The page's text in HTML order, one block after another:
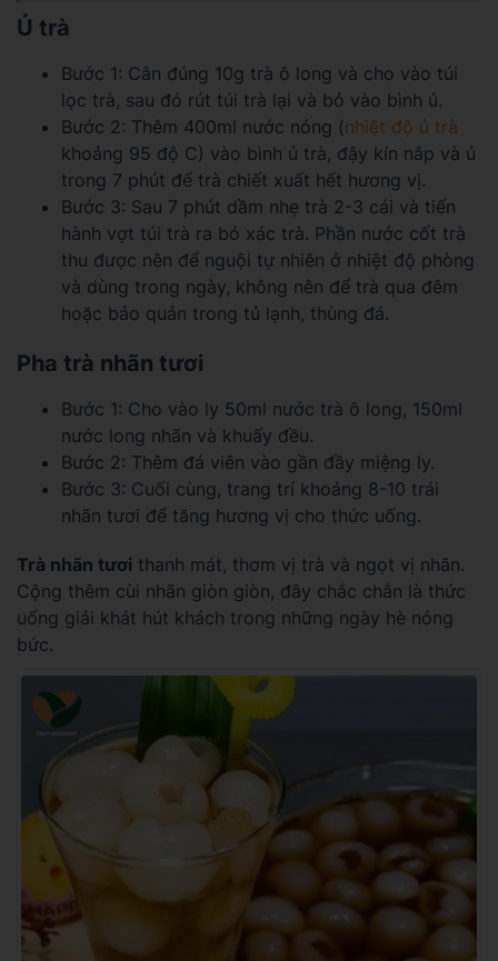
Ủ trà
Bước 1: Cân đúng 10g trà ô long và cho vào túi
lọc trà, sau đó rút túi trà lại và bỏ vào bình ủ.
Bước 2: Thêm 400ml nước nóng (nhiệt độ ủ trà
khoảng 95 độ C) vào bình ủ trà, đậy kín nắp và ủ
trong 7 phút để trà chiết xuất hết hương vị.
Bước 3: Sau 7 phút dầm nhẹ trà 2-3 cái và tiến
hành vợt túi trà ra bỏ xác trà. Phần nước cốt trà
thu được nên để nguội tự nhiên ở nhiệt độ phòng
và dùng trong ngày, không nên để trà qua đêm
hoặc bảo quản trong tủ lạnh, thùng đá.
Pha trà nhãn tươi
Bước 1: Cho vào ly 50ml nước trà ô long, 150ml
nước long nhãn và khuấy đều.
Bước 2: Thêm đá viên vào gần đầy miệng ly.
Bước 3: Cuối cùng, trang trí khoảng 8-10 trái
nhãn tươi để tăng hương vị cho thức uống.
Trà nhãn tươi thanh mát, thơm vị trà và ngọt vị nhãn.
Cộng thêm cùi nhãn giòn giòn, đây chắc chắn là thức
uống giải khát hút khách trong những ngày hè nóng
bức.